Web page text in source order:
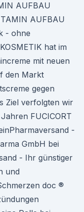
AUFBAU
AUFBAU
- ohne
hat im
mit neuen
den Markt
gegen
Ziel verfolgten wir
FUCICORT
-
GmbH bei
- Ihr günstiger
und
doc ®